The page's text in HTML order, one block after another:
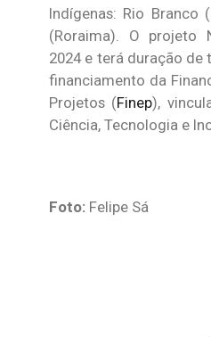
Indígenas: Rio Branco
(Roraima). O projeto
2024 e terá duração de
financiamento da
Projetos (Finep),
Ciência, Tecnologia e
Foto: Felipe Sá